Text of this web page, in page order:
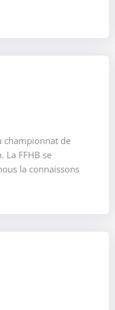
championnat de
La FFHB se
la connaissons